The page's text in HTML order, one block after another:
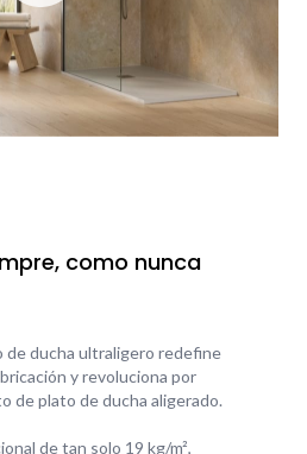
como nunca
ducha ultraligero redefine
y revoluciona por
de plato de ducha aligerado.
de tan solo 19 kg/m²,